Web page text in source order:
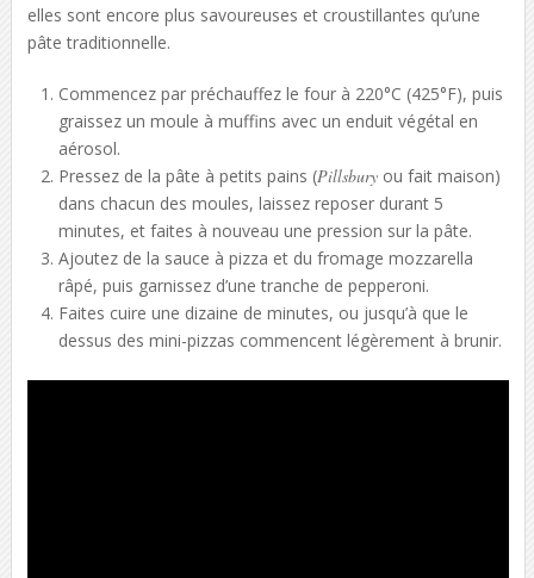
elles sont encore plus savoureuses et croustillantes qu’une
pâte traditionnelle.
Commencez par préchauffez le four à 220°C (425°F), puis
graissez un moule à muffins avec un enduit végétal en
aérosol.
Pressez de la pâte à petits pains (Pillsbury ou fait maison)
dans chacun des moules, laissez reposer durant 5
minutes, et faites à nouveau une pression sur la pâte.
Ajoutez de la sauce à pizza et du fromage mozzarella
râpé, puis garnissez d’une tranche de pepperoni.
Faites cuire une dizaine de minutes, ou jusqu’à que le
dessus des mini-pizzas commencent légèrement à brunir.